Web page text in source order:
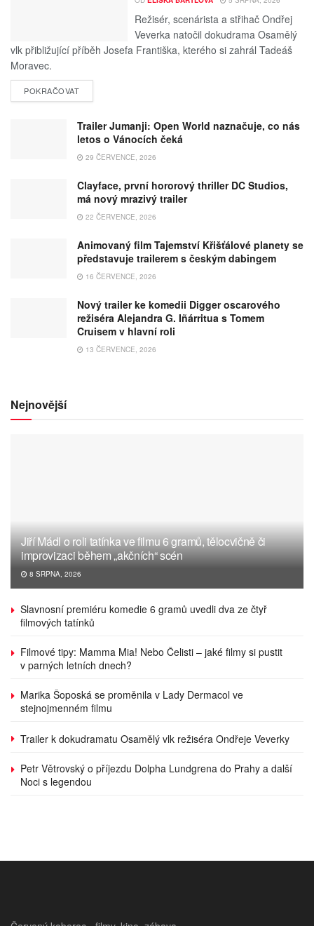
Režisér, scenárista a střihač Ondřej
Veverka natočil dokudrama Osamělý
vlk přibližující příběh Josefa Františka, kterého si zahrál Tadeáš
Moravec.
POKRAČOVAT
Trailer Jumanji: Open World naznačuje, co nás
letos o Vánocích čeká
29 ČERVENCE, 2026
Clayface, první hororový thriller DC Studios,
má nový mrazivý trailer
22 ČERVENCE, 2026
Animovaný film Tajemství Křišťálové planety se
představuje trailerem s českým dabingem
16 ČERVENCE, 2026
Nový trailer ke komedii Digger oscarového
režiséra Alejandra G. Iñárritua s Tomem
Cruisem v hlavní roli
13 ČERVENCE, 2026
Nejnovější
Jiří Mádl o roli tatínka ve filmu 6 gramů, tělocvičně či
improvizaci během „akčních“ scén
8 SRPNA, 2026
Slavnosní premiéru komedie 6 gramů uvedli dva ze čtyř
filmových tatínků
Filmové tipy: Mamma Mia! Nebo Čelisti – jaké filmy si pustit
v parných letních dnech?
Marika Šoposká se proměnila v Lady Dermacol ve
stejnojmenném filmu
Trailer k dokudramatu Osamělý vlk režiséra Ondřeje Veverky
Petr Větrovský o příjezdu Dolpha Lundgrena do Prahy a další
Noci s legendou